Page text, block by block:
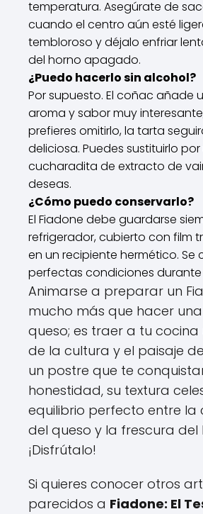
temperatura. Asegúrate de
cuando el centro aún esté
tembloroso y déjalo enfriar
del horno apagado.
¿Puedo hacerlo sin alcohol?
Por supuesto. El coñac añade
aroma y sabor muy
prefieres omitirlo, la tarta
deliciosa. Puedes sustituirlo
cucharadita de extracto de
deseas.
¿Cómo puedo conservarlo?
El Fiadone debe guardarse
refrigerador, cubierto con film
en un recipiente hermético. Se
perfectas condiciones durante
Animarse a preparar un
mucho más que hacer
queso; es traer a tu
de la cultura y el paisaje
un postre que te
honestidad, su textura
equilibrio perfecto entre la
del queso y la frescura del
¡Disfrútalo!
Si quieres conocer otros
parecidos a Fiadone: El